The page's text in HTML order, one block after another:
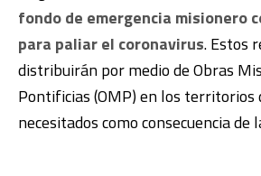
fondo de emergencia misionero
para paliar el coronavirus. Estos
distribuirán por medio de Obras
Pontificias (OMP) en los territorios
necesitados como consecuencia de